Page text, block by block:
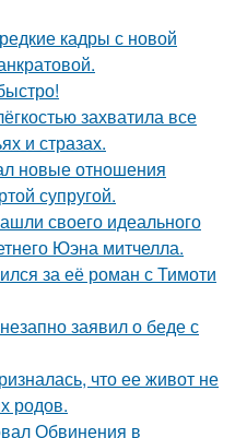
кадры с новой
захватила все
и стразах.
новые отношения
супругой.
своего идеального
Юэна митчелла.
за её роман с Тимоти
заявил о беде с
что ее живот не
родов.
Обвинения в